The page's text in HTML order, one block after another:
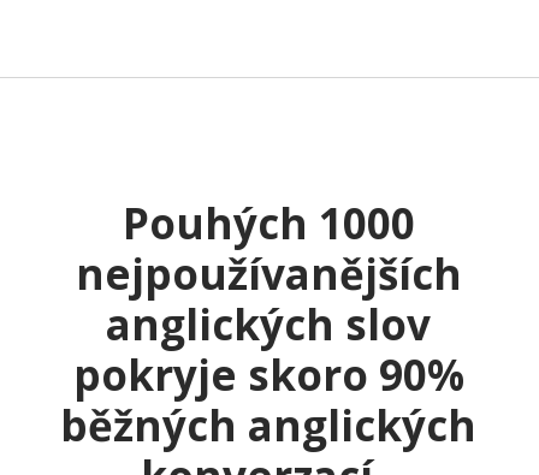
Pouhých 1000
nejpoužívanějších
anglických slov
pokryje skoro 90%
běžných anglických